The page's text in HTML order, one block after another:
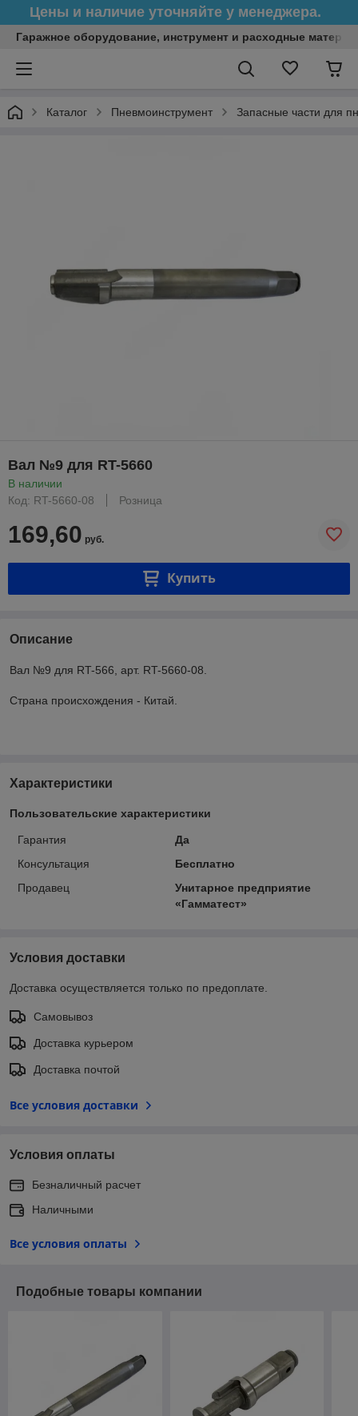
Цены и наличие уточняйте у менеджера.
Гаражное оборудование, инструмент и расходные
Каталог Пневмоинструмент Запасные части для
Вал №9 для RT-5660
В наличии
Код: RT-5660-08
Розница
169,60 руб.
Купить
Описание
Вал №9 для RT-566, арт. RT-5660-08.
Страна происхождения - Китай.
Характеристики
Пользовательские характеристики
Гарантия
Да
Консультация
Бесплатно
Продавец
Унитарное предприятие
«Гамматест»
Условия доставки
Доставка осуществляется только по предоплате.
Самовывоз
Доставка курьером
Доставка почтой
Все условия доставки
Условия оплаты
Безналичный расчет
Наличными
Все условия оплаты
Подобные товары компании